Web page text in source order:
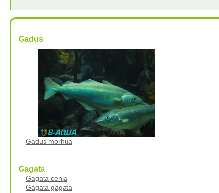
Gadus
Gadus morhua
Gagata
Gagata cenia
Gagata gagata